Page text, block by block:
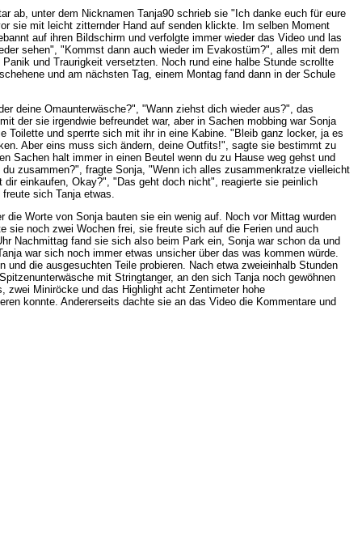
ab, unter dem Nicknamen Tanja90 schrieb sie "Ich danke euch für eure
sie mit leicht zitternder Hand auf senden klickte. Im selben Moment
auf ihren Bildschirm und verfolgte immer wieder das Video und las
sehen", "Kommst dann auch wieder im Evakostüm?", alles mit dem
und Traurigkeit versetzten. Noch rund eine halbe Stunde scrollte
und am nächsten Tag, einem Montag fand dann in der Schule
deine Omaunterwäsche?", "Wann ziehst dich wieder aus?", das
der sie irgendwie befreundet war, aber in Sachen mobbing war Sonja
und sperrte sich mit ihr in eine Kabine. "Bleib ganz locker, ja es
Aber eins muss sich ändern, deine Outfits!", sagte sie bestimmt zu
Sachen halt immer in einen Beutel wenn du zu Hause weg gehst und
zusammen?", fragte Sonja, "Wenn ich alles zusammenkratze vielleicht
einkaufen, Okay?", "Das geht doch nicht", reagierte sie peinlich
sich Tanja etwas.
Worte von Sonja bauten sie ein wenig auf. Noch vor Mittag wurden
sie noch zwei Wochen frei, sie freute sich auf die Ferien und auch
Nachmittag fand sie sich also beim Park ein, Sonja war schon da und
war sich noch immer etwas unsicher über das was kommen würde.
die ausgesuchten Teile probieren. Nach etwa zweieinhalb Stunden
mit Stringtanger, an den sich Tanja noch gewöhnen
Miniröcke und das Highlight acht Zentimeter hohe
konnte. Andererseits dachte sie an das Video die Kommentare und